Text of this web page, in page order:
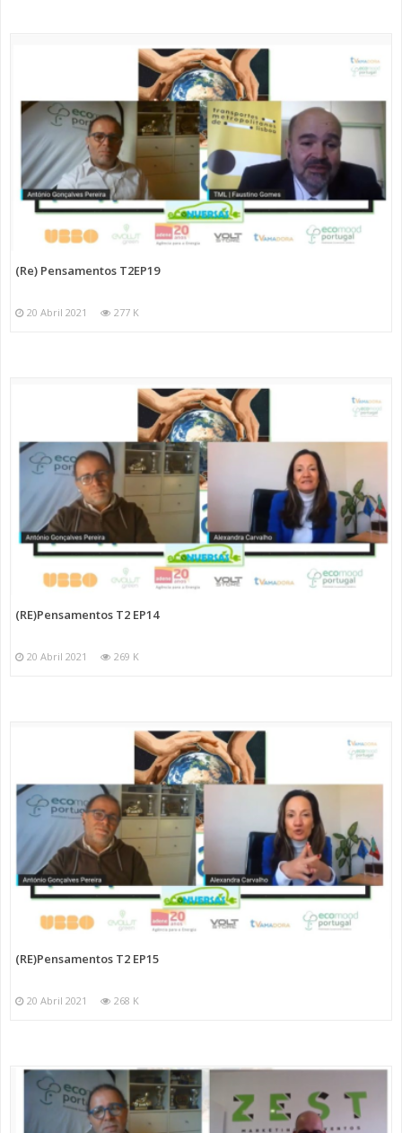
(Re) Pensamentos T2EP19
20 Abril 2021 277 K
(RE)Pensamentos T2 EP14
20 Abril 2021 269 K
(RE)Pensamentos T2 EP15
20 Abril 2021 268 K